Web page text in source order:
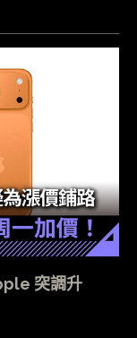
突調升